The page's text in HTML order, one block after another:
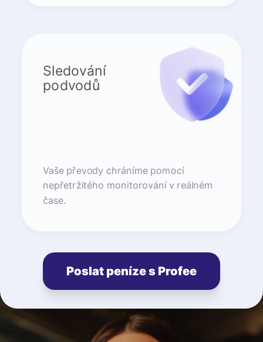
Sledování
podvodů
Vaše převody chráníme pomocí
nepřetržitého monitorování v reálném
čase.
Poslat peníze s Profee